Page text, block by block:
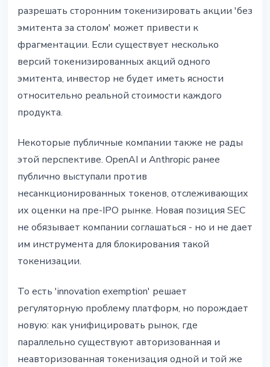
разрешать сторонним токенизировать акции 'без
эмитента за столом' может привести к
фрагментации. Если существует несколько
версий токенизированных акций одного
эмитента, инвестор не будет иметь ясности
относительно реальной стоимости каждого
продукта.
Некоторые публичные компании также не рады
этой перспективе. OpenAI и Anthropic ранее
публично выступали против
несанкционированных токенов, отслеживающих
их оценки на пре-IPO рынке. Новая позиция SEC
не обязывает компании соглашаться - но и не дает
им инструмента для блокирования такой
токенизации.
То есть 'innovation exemption' решает
регуляторную проблему платформ, но порождает
новую: как унифицировать рынок, где
параллельно существуют авторизованная и
неавторизованная токенизация одной и той же